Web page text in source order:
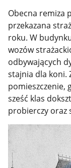
Obecna remiza
przekazana
roku. W
wozów
odbywających
stajnia dla koni.
pomieszczenie,
sześć klas
probierczy oraz